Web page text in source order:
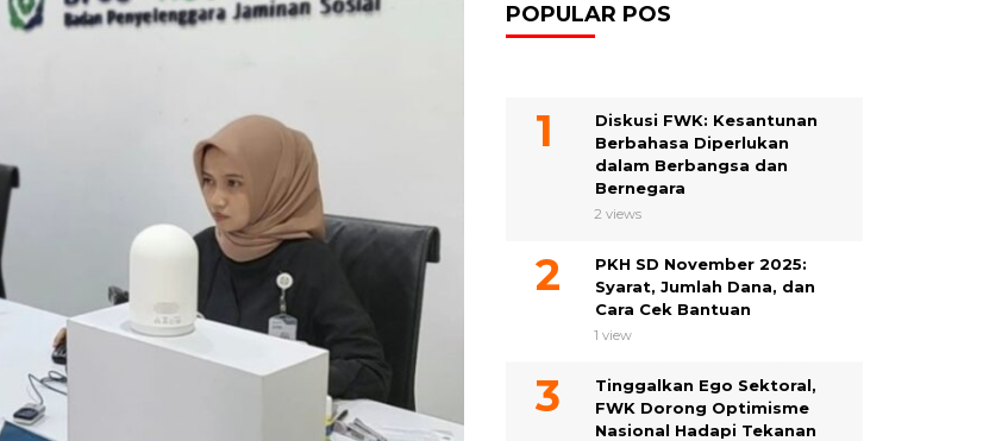
POPULAR POS
Diskusi FWK: Kesantunan
Berbahasa Diperlukan
dalam Berbangsa dan
Bernegara
2 views
PKH SD November 2025:
Syarat, Jumlah Dana, dan
Cara Cek Bantuan
1 view
Tinggalkan Ego Sektoral,
FWK Dorong Optimisme
Nasional Hadapi Tekanan